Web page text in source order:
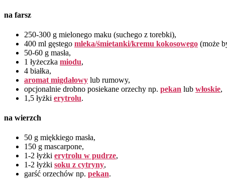
na farsz
250-300 g mielonego maku (suchego z torebki),
400 ml gęstego mleka/śmietanki/kremu kokosowego (może
50-60 g masła,
1 łyżeczka miodu,
4 białka,
aromat migdałowy lub rumowy,
opcjonalnie drobno posiekane orzechy np. pekan lub włoskie,
1,5 łyżki erytrolu.
na wierzch
50 g miękkiego masła,
150 g mascarpone,
1-2 łyżki erytrolu w pudrze,
1-2 łyżki soku z cytryny,
garść orzechów np. pekan.